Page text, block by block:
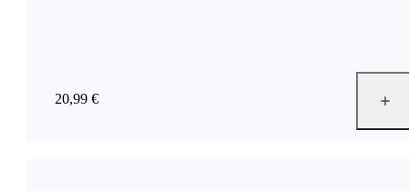
20,99 €